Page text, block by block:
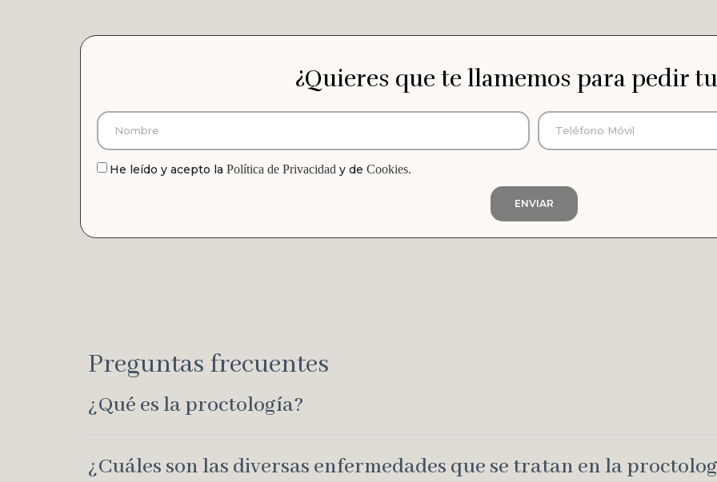
¿Quieres que te llamemos para pedir
He leído y acepto la Política de Privacidad y de Cookies.
ENVIAR
Preguntas frecuentes
¿Qué es la proctología?
¿Cuáles son las diversas enfermedades que se tratan en la